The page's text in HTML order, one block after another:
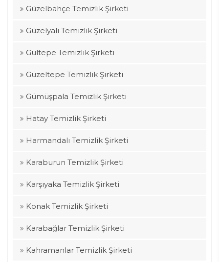
Güzelbahçe Temizlik Şirketi
Güzelyalı Temizlik Şirketi
Gültepe Temizlik Şirketi
Güzeltepe Temizlik Şirketi
Gümüşpala Temizlik Şirketi
Hatay Temizlik Şirketi
Harmandalı Temizlik Şirketi
Karaburun Temizlik Şirketi
Karşıyaka Temizlik Şirketi
Konak Temizlik Şirketi
Karabağlar Temizlik Şirketi
Kahramanlar Temizlik Şirketi